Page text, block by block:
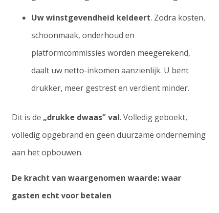
Uw winstgevendheid keldeert. Zodra kosten,
schoonmaak, onderhoud en
platformcommissies worden meegerekend,
daalt uw netto-inkomen aanzienlijk. U bent
drukker, meer gestrest en verdient minder.
Dit is de „drukke dwaas" val. Volledig geboekt,
volledig opgebrand en geen duurzame onderneming
aan het opbouwen.
De kracht van waargenomen waarde: waar
gasten echt voor betalen